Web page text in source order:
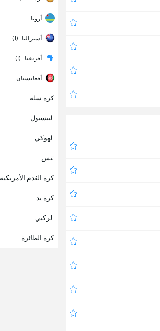
أروبا
أستراليا (1)
أفريقيا (1)
أفغانستان
ألبانيا
ألمانيا
أمريكا
أنتيغوا وبربودا
أنجولا
أندورا
أوروبا
أوروغواي
كرة سلة
البيسبول
الهوكي
تنس
كرة القدم الأمريكية
كرة يد
الركبي
كرة الطائرة